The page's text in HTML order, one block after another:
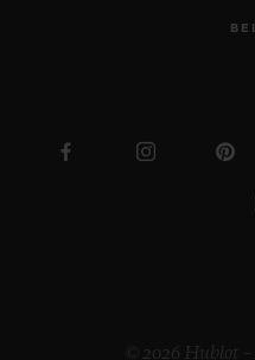
© 2026 Hublot